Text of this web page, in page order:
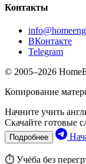
Контакты
ВКонтакте
Telegram
© 2005–2026
Копирование
Начните учить
Скачайте готовые
Подробнее
⏱ Учёба без